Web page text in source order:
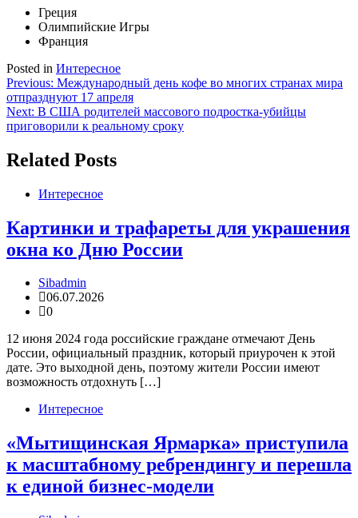
Греция
Олимпийские Игры
Франция
Posted in Интересное
Навигация
по
записям
Previous: Международный день кофе во многих странах мира
отпразднуют 17 апреля
Next: В США родителей массового подростка-убийцы
приговорили к реальному сроку
Related Posts
Интересное
Картинки и трафареты для украшения
окна ко Дню России
Sibadmin
06.07.2026
0
12 июня 2024 года российские граждане отмечают День
России, официальный праздник, который приурочен к этой
дате. Это выходной день, поэтому жители России имеют
возможность отдохнуть […]
Интересное
«Мытищинская Ярмарка» приступила
к масштабному ребрендингу и перешла
к единой бизнес-модели